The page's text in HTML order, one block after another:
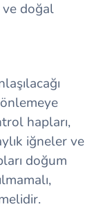
doğal
hapları,
iğneler ve
doğum